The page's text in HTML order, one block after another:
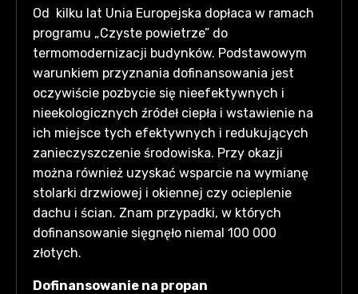
Od kilku lat Unia Europejska dopłaca w ramach
programu „Czyste powietrze” do
termomodernizacji budynków. Podstawowym
warunkiem przyznania dofinansowania jest
oczywiście pozbycie się nieefektywnych i
nieekologicznych źródeł ciepła i wstawienie na
ich miejsce tych efektywnych i redukujących
zanieczyszczenie środowiska. Przy okazji
można również uzyskać wsparcie na wymianę
stolarki drzwiowej i okiennej czy ocieplenie
dachu i ścian. Znam przypadki, w których
dofinansowanie sięgnęło niemal 100 000
złotych.
Dofinansowanie na propan